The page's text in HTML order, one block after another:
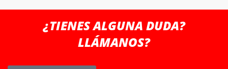
¿TIENES ALGUNA DUDA?
LLÁMANOS?